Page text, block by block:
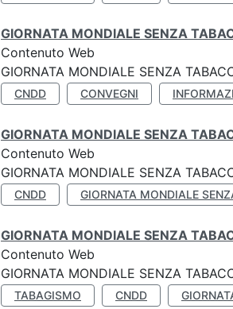
GIORNATA MONDIALE SENZA
Contenuto Web
GIORNATA MONDIALE SENZA
CNDD CONVEGNI
GIORNATA MONDIALE SENZA
Contenuto Web
GIORNATA MONDIALE SENZA
CNDD GIORNATA MONDIALE
GIORNATA MONDIALE SENZA
Contenuto Web
GIORNATA MONDIALE SENZA
TABAGISMO CNDD